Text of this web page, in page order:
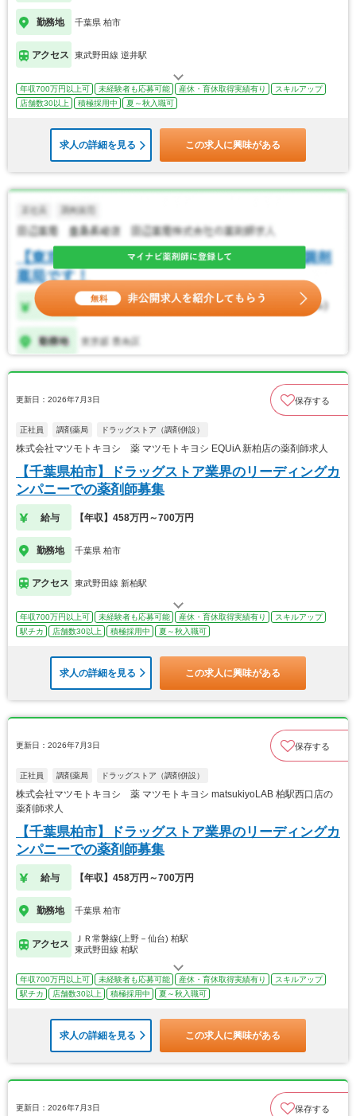
勤務地 千葉県 柏市
アクセス 東武野田線 逆井駅
年収700万円以上可 未経験者も応募可能 産休・育休取得実績有り
スキルアップ
店舗数30以上
積極採用中 夏～秋入職可
求人の詳細を見る この求人に興味がある
更新日：2026年7月3日 保存する
正社員 調剤薬局 ドラッグストア（調剤併設）
株式会社マツモトキヨシ 薬 マツモトキヨシ EQUiA 新柏店の薬剤師求人
【千葉県柏市】ドラッグストア業界のリーディングカ
ンパニーでの薬剤師募集
給与 【年収】458万円～700万円
勤務地 千葉県 柏市
アクセス 東武野田線 新柏駅
年収700万円以上可 未経験者も応募可能 産休・育休取得実績有り
スキルアップ
駅チカ
店舗数30以上 積極採用中 夏～秋入職可
求人の詳細を見る この求人に興味がある
更新日：2026年7月3日 保存する
正社員 調剤薬局 ドラッグストア（調剤併設）
株式会社マツモトキヨシ 薬 マツモトキヨシ matsukiyoLAB 柏駅西口店の
薬剤師求人
【千葉県柏市】ドラッグストア業界のリーディングカ
ンパニーでの薬剤師募集
給与 【年収】458万円～700万円
勤務地 千葉県 柏市
アクセス
ＪＲ常磐線(上野－仙台) 柏駅
東武野田線 柏駅
年収700万円以上可 未経験者も応募可能 産休・育休取得実績有り
スキルアップ
駅チカ
店舗数30以上 積極採用中 夏～秋入職可
求人の詳細を見る この求人に興味がある
更新日：2026年7月3日 保存する